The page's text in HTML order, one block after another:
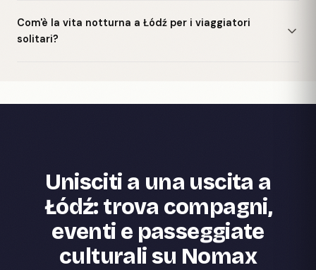
Com'è la vita notturna a Łódź per i viaggiatori
solitari?
Unisciti a una uscita a
Łódź: trova compagni,
eventi e passeggiate
culturali su Nomax